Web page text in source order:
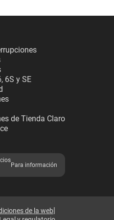
6S y SE
de Tienda Claro
Para información
de la web|